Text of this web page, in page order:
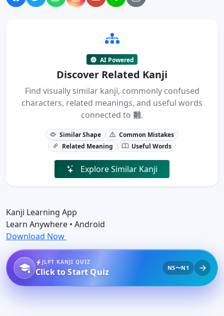
AI Powered
Discover Related Kanji
Find visually similar kanji, commonly confused
characters, related meanings, and useful words
connected to 雛.
Similar Shape
Common Mistakes
Related Meaning
Useful Words
Explore Similar Kanji
Kanji Learning App
Learn Anywhere • Android
Download Now
JLPT KANJI QUIZ
Click to Start Quiz N5〜N1